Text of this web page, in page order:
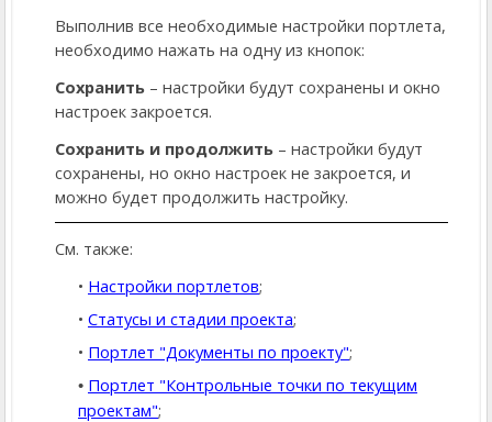
Выполнив все необходимые настройки портлета,
необходимо нажать на одну из кнопок:
Сохранить – настройки будут сохранены и окно
настроек закроется.
Сохранить и продолжить – настройки будут
сохранены, но окно настроек не закроется, и
можно будет продолжить настройку.
См. также:
Настройки портлетов;
Статусы и стадии проекта;
Портлет "Документы по проекту";
Портлет "Контрольные точки по текущим
проектам";